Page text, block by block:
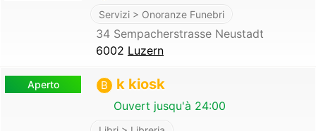
Servizi > Onoranze Funebri
34 Sempacherstrasse Neustadt
6002 Luzern
Aperto B k kiosk
Ouvert jusqu'à 24:00